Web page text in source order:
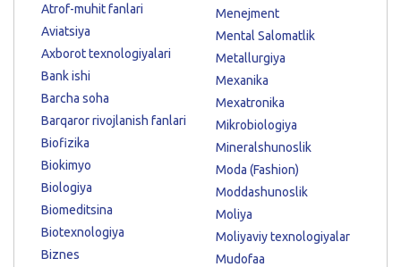
Atrof-muhit fanlari
Aviatsiya
Axborot texnologiyalari
Bank ishi
Barcha soha
Barqaror rivojlanish fanlari
Biofizika
Biokimyo
Biologiya
Biomeditsina
Biotexnologiya
Biznes
Menejment
Mental Salomatlik
Metallurgiya
Mexanika
Mexatronika
Mikrobiologiya
Mineralshunoslik
Moda (Fashion)
Moddashunoslik
Moliya
Moliyaviy texnologiyalar
Mudofaa